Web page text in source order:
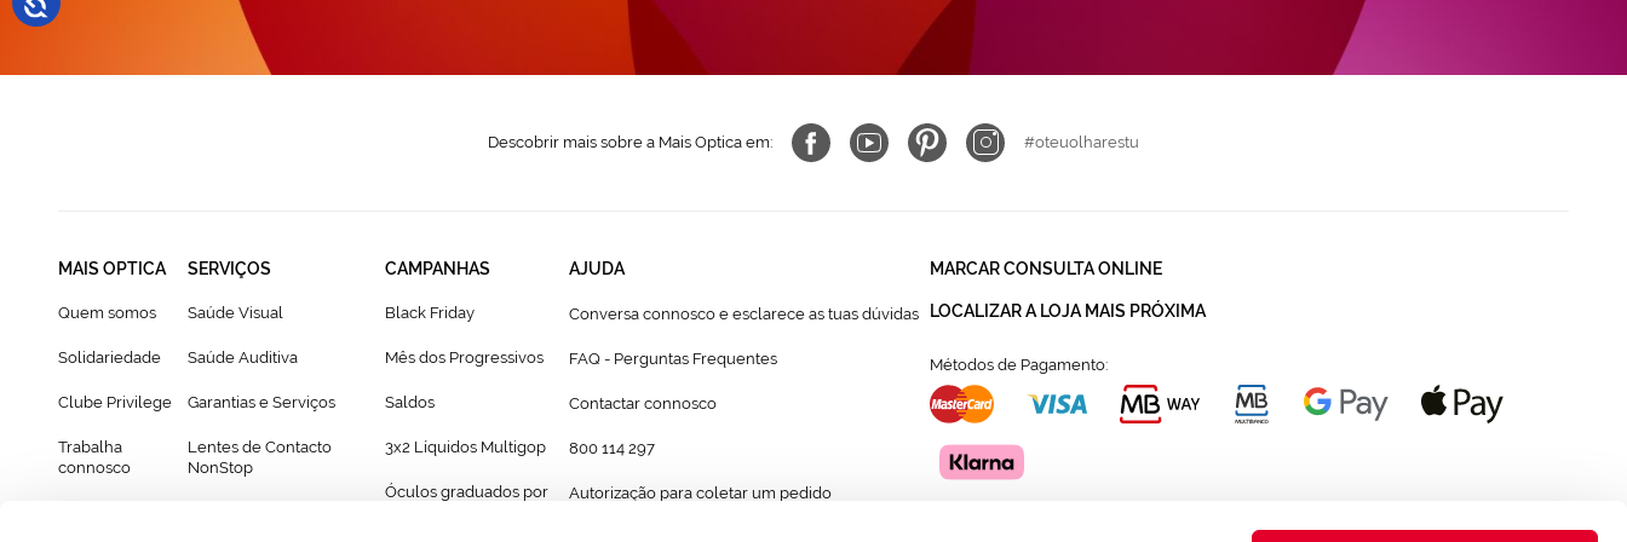
Descobrir mais sobre a Mais Optica em: #oteuolharestu
MAIS OPTICA
Quem somos
Solidariedade
Clube Privilege
Trabalha
connosco
SERVIÇOS
Saúde Visual
Saúde Auditiva
Garantias e Serviços
Lentes de Contacto
NonStop
CAMPANHAS
Black Friday
Mês dos Progressivos
Saldos
3x2 Líquidos Multigop
Óculos graduados por
AJUDA
Conversa connosco e esclarece as tuas dúvidas
FAQ - Perguntas Frequentes
Contactar connosco
800 114 297
Autorização para coletar um pedido
MARCAR CONSULTA ONLINE
LOCALIZAR A LOJA MAIS PRÓXIMA
Métodos de Pagamento: